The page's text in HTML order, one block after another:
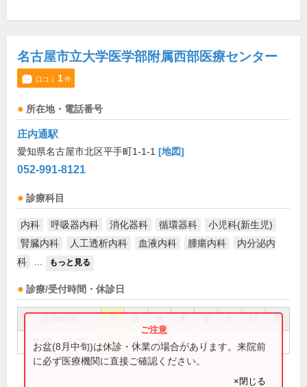
名古屋市立大学医学部附属西部医療センター
口コミ 1件
所在地・電話番号
庄内通駅
愛知県名古屋市北区平手町1-1-1 [地図]
052-991-8121
診療科目
内科 呼吸器内科 消化器科 循環器科
小児科(新生児)
腎臓内科
人工透析内科 血液内科 腫瘍内科
内分泌内
科
もっと見る
診療/受付時間・休診日
祝
9:00～16:00 ● ● ● ● ●
お盆(8月中旬)は休診・休業の場合があります。来院前
に必ず医療機関に直接ご確認ください。
×閉じる